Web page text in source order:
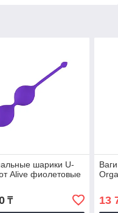
шарики U-
Alive фиолетовые
₸ 13